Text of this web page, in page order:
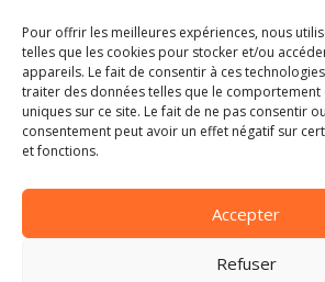
Pour offrir les meilleures expériences, nous
telles que les cookies pour stocker et/ou
appareils. Le fait de consentir à ces
traiter des données telles que le comportement
uniques sur ce site. Le fait de ne pas consentir
consentement peut avoir un effet négatif sur
et fonctions.
Accepter
Refuser
Catégories
2024
Non classé
Méta
Connexion